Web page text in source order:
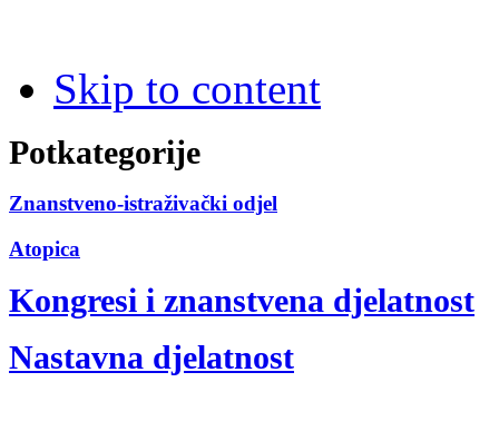
Skip to content
Potkategorije
Znanstveno-istraživački odjel
Atopica
Kongresi i znanstvena djelatnost
Nastavna djelatnost